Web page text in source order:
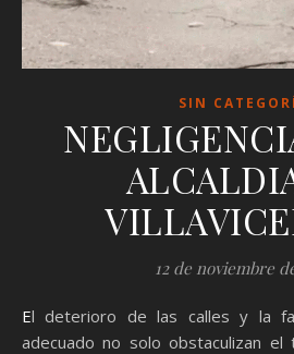
SIN
12 de noviembre
El deterioro de las calles y la falta de mantenimiento
adecuado no solo obstaculizan el